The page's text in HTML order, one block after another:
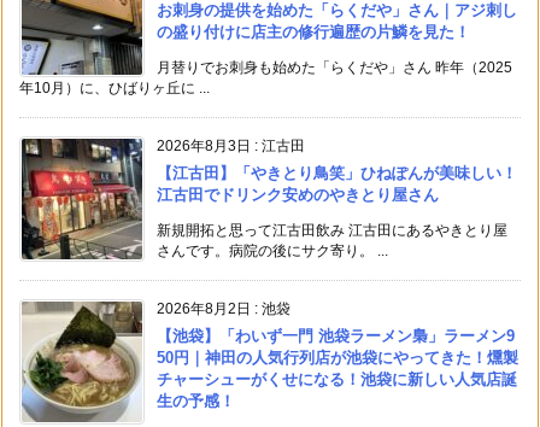
お刺身の提供を始めた「らくだや」さん｜アジ刺し
の盛り付けに店主の修行遍歴の片鱗を見た！
月替りでお刺身も始めた「らくだや」さん 昨年（2025
年10月）に、ひばりヶ丘に ...
2026年8月3日 : 江古田
【江古田】「やきとり鳥笑」ひねぽんが美味しい！
江古田でドリンク安めのやきとり屋さん
新規開拓と思って江古田飲み 江古田にあるやきとり屋
さんです。病院の後にサク寄り。 ...
2026年8月2日 : 池袋
【池袋】「わいず一門 池袋ラーメン梟」ラーメン9
50円｜神田の人気行列店が池袋にやってきた！燻製
チャーシューがくせになる！池袋に新しい人気店誕
生の予感！